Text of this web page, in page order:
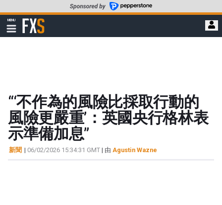
至
要
MENU
顯
示
FXStreet
“‘不作為的風險比採取行動的
風險更嚴重’：英國央行格林表
示準備加息”
新聞 | 06/02/2026 15:34:31 GMT | 由 Agustin Wazne